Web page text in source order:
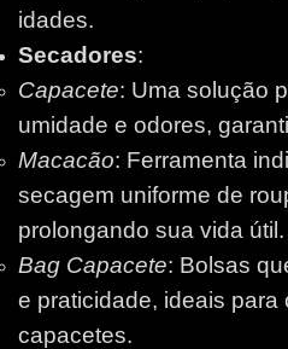
idades.
Secadores:
Capacete: Uma solução
umidade e odores,
Macacão: Ferramenta
secagem uniforme de
prolongando sua vida útil.
Bag Capacete: Bolsas
e praticidade, ideais para
capacetes.